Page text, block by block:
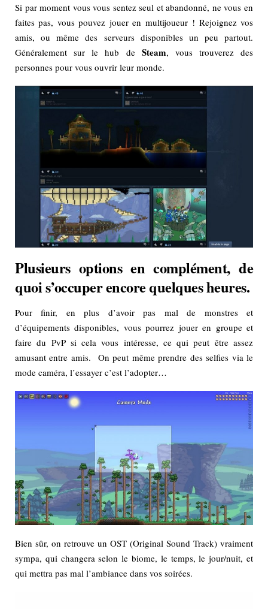
Si par moment vous vous sentez seul et abandonné, ne vous en
faites pas, vous pouvez jouer en multijoueur ! Rejoignez vos
amis, ou même des serveurs disponibles un peu partout.
Généralement sur le hub de Steam, vous trouverez des
personnes pour vous ouvrir leur monde.
Plusieurs options en complément, de
quoi s’occuper encore quelques heures.
Pour finir, en plus d’avoir pas mal de monstres et
d’équipements disponibles, vous pourrez jouer en groupe et
faire du PvP si cela vous intéresse, ce qui peut être assez
amusant entre amis. On peut même prendre des selfies via le
mode caméra, l’essayer c’est l’adopter…
Bien sûr, on retrouve un OST (Original Sound Track) vraiment
sympa, qui changera selon le biome, le temps, le jour/nuit, et
qui mettra pas mal l’ambiance dans vos soirées.